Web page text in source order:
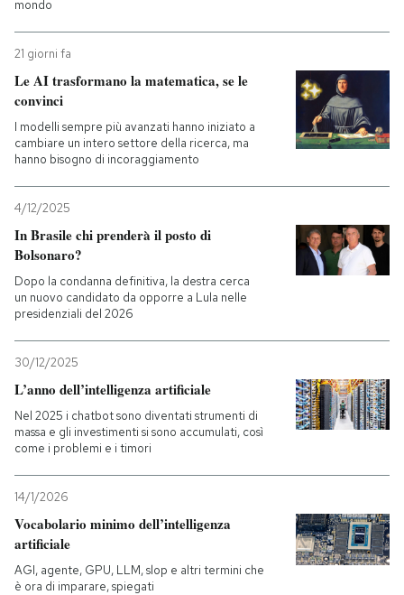
mondo
21 giorni fa
Le AI trasformano la matematica, se le
convinci
I modelli sempre più avanzati hanno iniziato a
cambiare un intero settore della ricerca, ma
hanno bisogno di incoraggiamento
4/12/2025
In Brasile chi prenderà il posto di
Bolsonaro?
Dopo la condanna definitiva, la destra cerca
un nuovo candidato da opporre a Lula nelle
presidenziali del 2026
30/12/2025
L’anno dell’intelligenza artificiale
Nel 2025 i chatbot sono diventati strumenti di
massa e gli investimenti si sono accumulati, così
come i problemi e i timori
14/1/2026
Vocabolario minimo dell’intelligenza
artificiale
AGI, agente, GPU, LLM, slop e altri termini che
è ora di imparare, spiegati